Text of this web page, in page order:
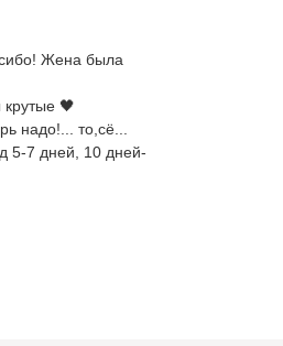
Жена была
🖤
надо!... то,сё...
5-7 дней, 10 дней-